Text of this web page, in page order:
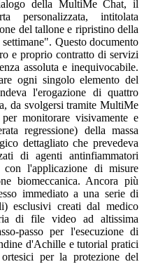
della MultiMe Chat, il
personalizzata, intitolata
del tallone e ripristino della
Questo documento
e proprio contratto di servizi
assoluta e inequivocabile.
ogni singolo elemento del
l'erogazione di quattro
da svolgersi tramite MultiMe
monitorare visivamente e
regressione) della massa
dettagliato che prevedeva
di agenti antinfiammatori
con l'applicazione di misure
biomeccanica. Ancora più
immediato a una serie di
esclusivi creati dal medico
di file video ad altissima
passo per l'esecuzione di
d'Achille e tutorial pratici
per la protezione del